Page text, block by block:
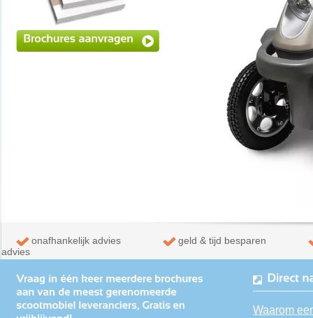
onafhankelijk advies
geld & tijd besparen
advies
Waarom